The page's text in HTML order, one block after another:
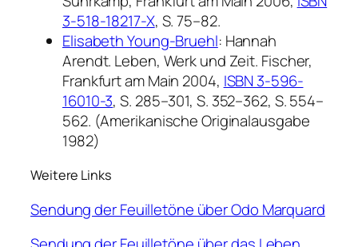
3-518-18217-X, S. 75–82.
Elisabeth Young-Bruehl: Hannah
Arendt. Leben, Werk und Zeit. Fischer,
Frankfurt am Main 2004, ISBN 3-596-
16010-3, S. 285–301, S. 352–362, S. 554–
562. (Amerikanische Originalausgabe
1982)
Weitere Links
Sendung der Feuilletöne über Odo Marquard